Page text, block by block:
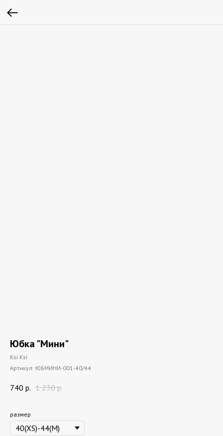
Юбка "Мини"
Ksi Ksi
Артикул: ЮБМИНИ-001-40/44
740 р. 1 230 р.
размер